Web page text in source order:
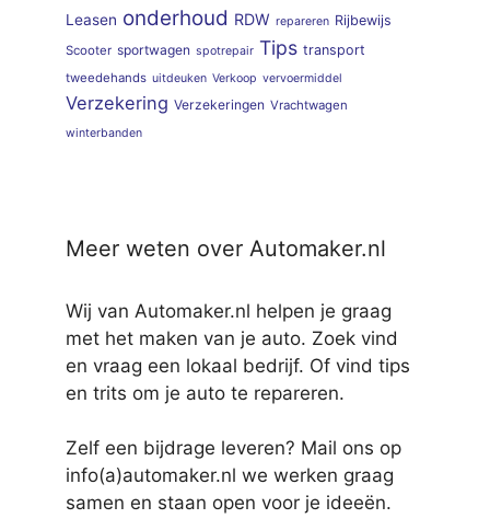
Leasen onderhoud RDW repareren Rijbewijs
Scooter sportwagen spotrepair Tips transport
tweedehands uitdeuken Verkoop vervoermiddel
Verzekering Verzekeringen Vrachtwagen
winterbanden
Meer weten over Automaker.nl
Wij van Automaker.nl helpen je graag
met het maken van je auto. Zoek vind
en vraag een lokaal bedrijf. Of vind tips
en trits om je auto te repareren.
Zelf een bijdrage leveren? Mail ons op
info(a)automaker.nl we werken graag
samen en staan open voor je ideeën.